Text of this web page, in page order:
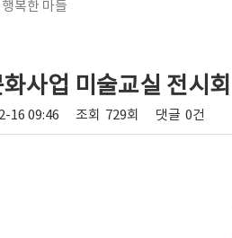
복한 마들
사업 미술교실 전시회
16 09:46 조회 729회 댓글 0건